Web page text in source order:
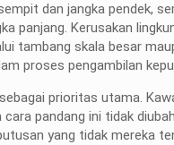
dan jangka pendek,
panjang. Kerusakan
tambang skala besar
proses pengambilan
prioritas utama.
pandang ini tidak
yang tidak mereka